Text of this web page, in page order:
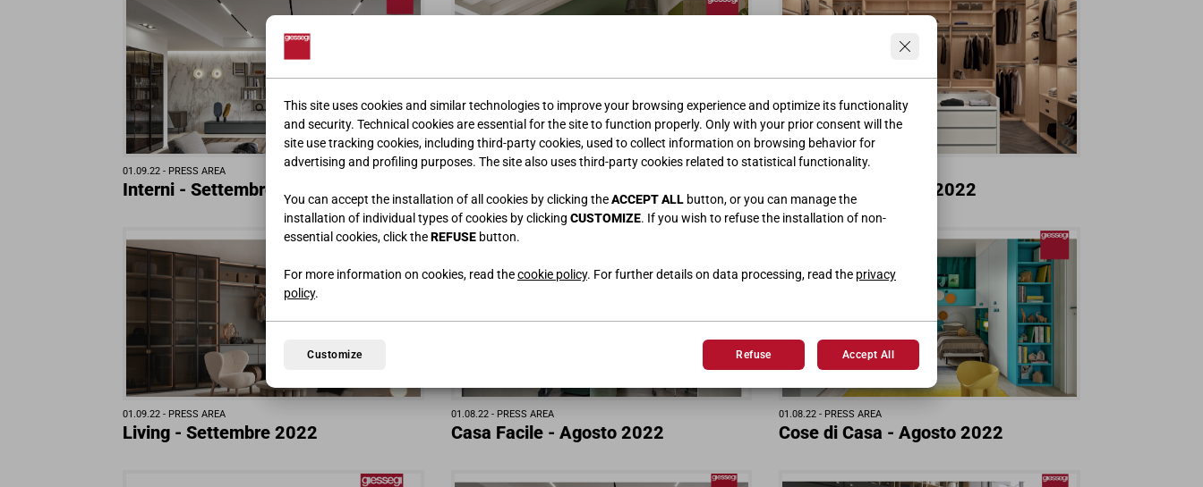
This site uses cookies and similar technologies to improve your browsing experience and optimize its functionality
and security. Technical cookies are essential for the site to function properly. Only with your prior consent will the
site use tracking cookies, including third-party cookies, used to collect information on browsing behavior for
advertising and profiling purposes. The site also uses third-party cookies related to statistical functionality.
You can accept the installation of all cookies by clicking theACCEPT ALL button, or you can manage the
installation of individual types of cookies by clicking CUSTOMIZE. If you wish to refuse the installation of non-
essential cookies, click theREFUSE button.
For more information on cookies, read thecookie policy. For further details on data processing, read the privacy
policy.
Customize Refuse Accept All
01.09.22 - PRESS AREA
Interni - Settembre 2022 La Verità - Settembre 2022
PRESS AREA
Libero - Settembre 2022
01.09.22 - PRESS AREA
Living - Settembre 2022
01.08.22 - PRESS AREA
Casa Facile - Agosto 2022
01.08.22 - PRESS AREA
Cose di Casa - Agosto 2022